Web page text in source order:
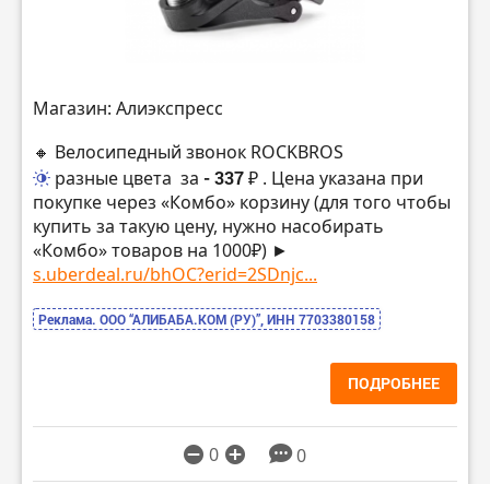
Магазин: Алиэкспресс
🔸 Велосипедный звонок ROCKBROS
разные цвета за - 337 ₽ . Цена указана при
покупке через «Комбо» корзину (для того чтобы
купить за такую цену, нужно насобирать
«Комбо» товаров на 1000₽) ►
s.uberdeal.ru/bhOC?erid=2SDnjc...
Реклама. ООО “АЛИБАБА.КОМ (РУ)”, ИНН 7703380158
ПОДРОБНЕЕ
0 0